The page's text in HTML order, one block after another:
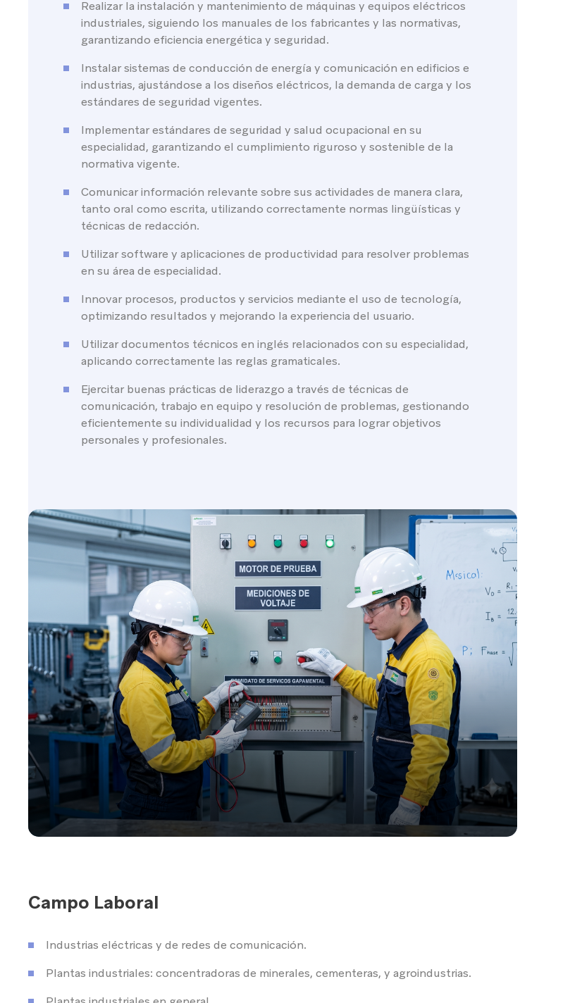
Realizar la instalación y mantenimiento de máquinas y equipos eléctricos
industriales, siguiendo los manuales de los fabricantes y las normativas,
garantizando eficiencia energética y seguridad.
Instalar sistemas de conducción de energía y comunicación en edificios e
industrias, ajustándose a los diseños eléctricos, la demanda de carga y los
estándares de seguridad vigentes.
Implementar estándares de seguridad y salud ocupacional en su
especialidad, garantizando el cumplimiento riguroso y sostenible de la
normativa vigente.
Comunicar información relevante sobre sus actividades de manera clara,
tanto oral como escrita, utilizando correctamente normas lingüísticas y
técnicas de redacción.
Utilizar software y aplicaciones de productividad para resolver problemas
en su área de especialidad.
Innovar procesos, productos y servicios mediante el uso de tecnología,
optimizando resultados y mejorando la experiencia del usuario.
Utilizar documentos técnicos en inglés relacionados con su especialidad,
aplicando correctamente las reglas gramaticales.
Ejercitar buenas prácticas de liderazgo a través de técnicas de
comunicación, trabajo en equipo y resolución de problemas, gestionando
eficientemente su individualidad y los recursos para lograr objetivos
personales y profesionales.
Campo Laboral
Industrias eléctricas y de redes de comunicación.
Plantas industriales: concentradoras de minerales, cementeras, y agroindustrias.